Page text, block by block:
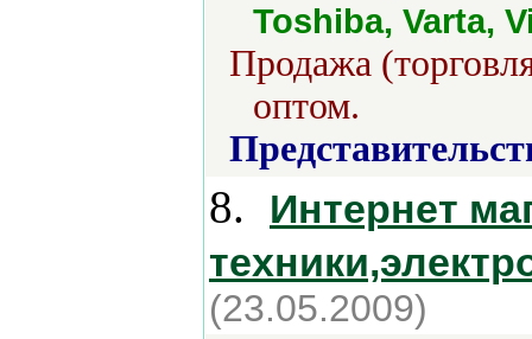
Toshiba, Varta,
Продажа
оптом.
8.
Интернет
(23.05.2009)